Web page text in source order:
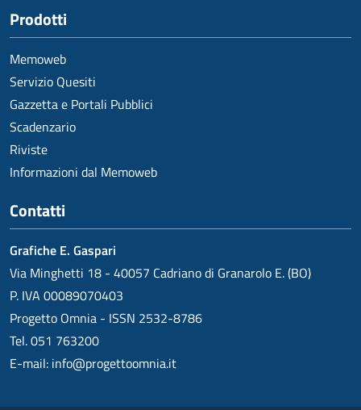
Prodotti
Memoweb
Servizio Quesiti
Gazzetta e Portali Pubblici
Scadenzario
Riviste
Informazioni dal Memoweb
Contatti
Grafiche E. Gaspari
Via Minghetti 18 - 40057 Cadriano di Granarolo E. (BO)
P. IVA 00089070403
Progetto Omnia - ISSN 2532-8786
Tel. 051 763200
E-mail: info@progettoomnia.it